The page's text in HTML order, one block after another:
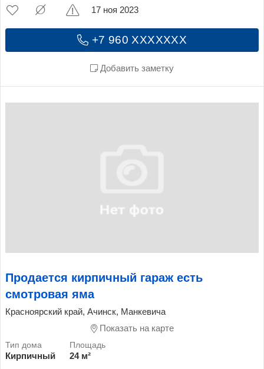
+7 960 XXXXXXX
Добавить заметку
17 ноя 2023
Продается кирпичный гараж есть
смотровая яма
Красноярский край, Ачинск, Манкевича
Показать на карте
Кирпичный
24 м²